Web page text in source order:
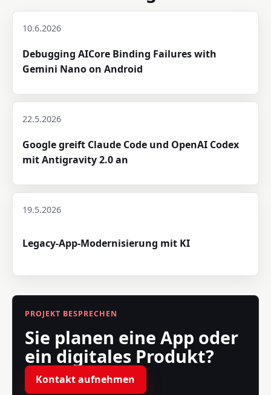
10.6.2026
Debugging AICore Binding Failures with
Gemini Nano on Android
22.5.2026
Google greift Claude Code und OpenAI Codex
mit Antigravity 2.0 an
19.5.2026
Legacy-App-Modernisierung mit KI
PROJEKT BESPRECHEN
Sie planen eine App oder
ein digitales Produkt?
Kontakt aufnehmen